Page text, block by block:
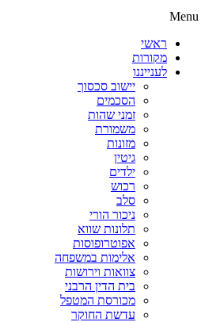
Menu
ראשי
מקורות
לענייננו
יישוב סכסוך
הסכמים
זמני שהות
משמורת
מזונות
גיטין
ילדים
רכוש
סלב
ניכור הורי
תלונות שווא
אפוטרופוסות
אלימות במשפחה
צוואות וירושות
בית הדין הרבני
מכורסת המטפל
עדשת החוקר